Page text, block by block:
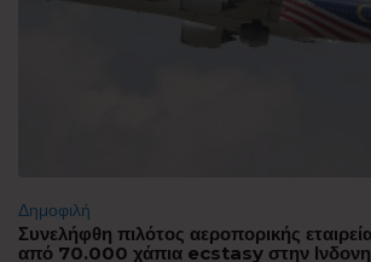
Δημοφιλή
Συνελήφθη πιλότος αεροπορικής
από 70.000 χάπια ecstasy στην